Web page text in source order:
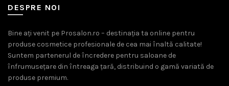
DESPRE NOI
Bine ați venit pe Prosalon.ro – destinația ta online pentru
produse cosmetice profesionale de cea mai înaltă calitate!
Suntem partenerul de încredere pentru saloane de
înfrumusețare din întreaga țară, distribuind o gamă variată de
produse premium.